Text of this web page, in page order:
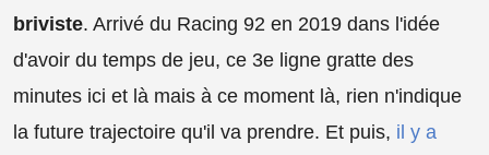
briviste. Arrivé du Racing 92 en 2019 dans l'idée
d'avoir du temps de jeu, ce 3e ligne gratte des
minutes ici et là mais à ce moment là, rien n'indique
la future trajectoire qu'il va prendre. Et puis, il y a